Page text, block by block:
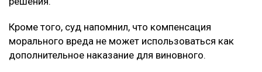
обстоятельств дела, характера нравственных
страданий потерпевшего, степени вины
осужденного, а также требований разумности и